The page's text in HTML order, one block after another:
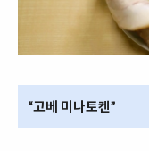
“고베 미나토켄”